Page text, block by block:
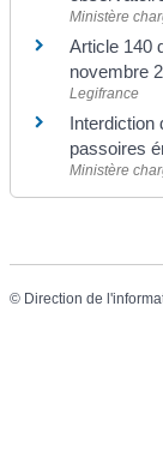
Ministère
Article 140
novembre
Legifrance
Interdiction
passoires
Ministère
© Direction de